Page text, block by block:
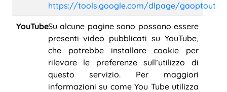
https://tools.google.com/dlpage/gaoptout
YouTubeSu alcune pagine sono possono essere
presenti video pubblicati su YouTube,
che potrebbe installare cookie per
rilevare le preferenze sull’utilizzo di
questo servizio. Per maggiori
informazioni su come You Tube utilizza